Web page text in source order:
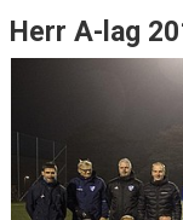
Herr A-lag